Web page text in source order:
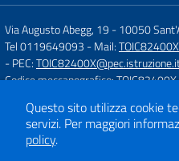
Via Augusto Abegg, 19 -10050
Tel 0119649093 - Mail:
- PEC:
Codice meccanografico: TOIC82400X
Questo sito utilizza cookie
servizi. Per maggiori
policy.